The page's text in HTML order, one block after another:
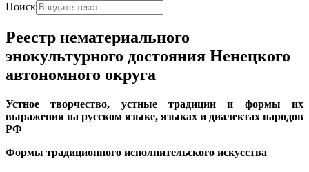
Поиск
Реестр нематериального
энокультурного достояния Ненецкого
автономного округа
Устное творчество, устные традиции и формы их
выражения на русском языке, языках и диалектах народов
РФ
Формы традиционного исполнительского искусства